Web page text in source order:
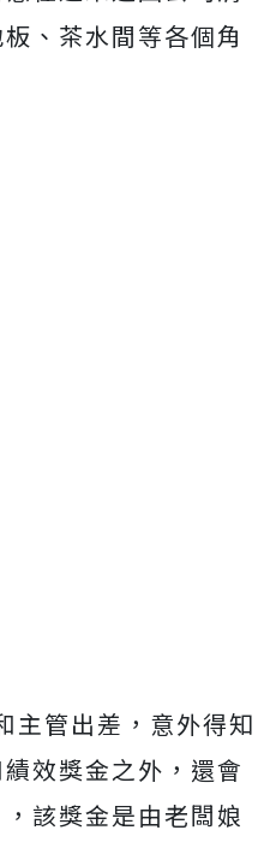
、茶水間等各個角
主管出差，意外得知
效獎金之外，還會
該獎金是由老闆娘